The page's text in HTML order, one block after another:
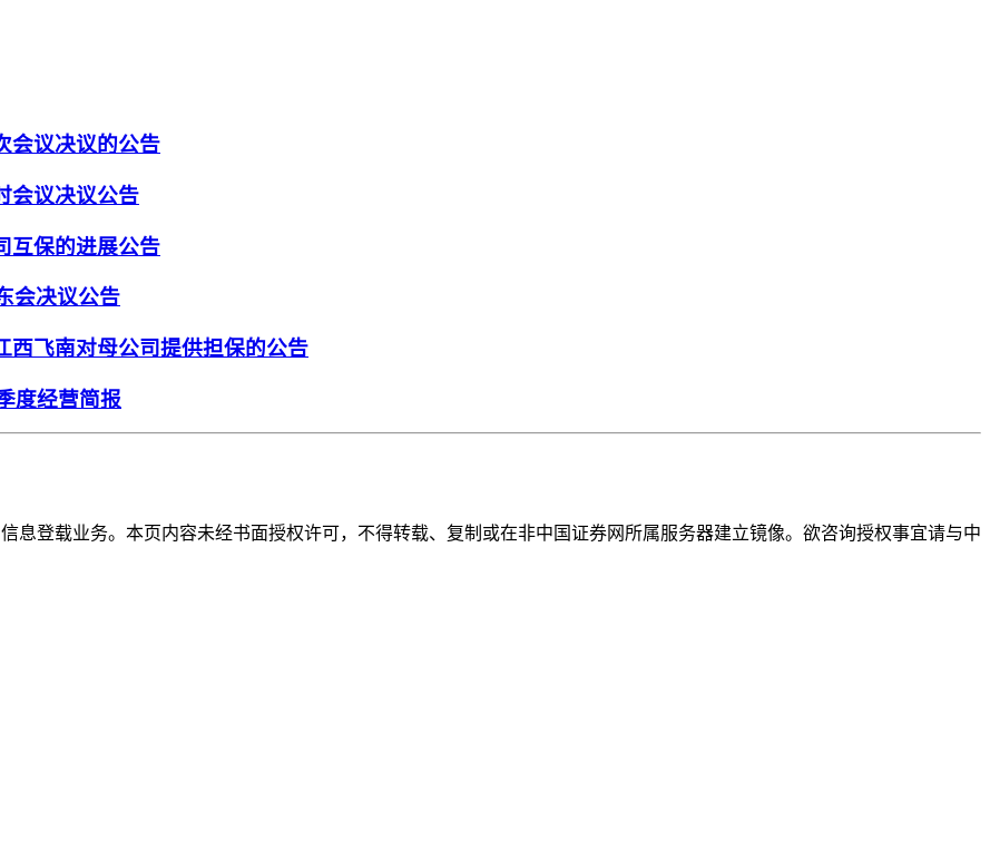
会议决议的公告
会议决议公告
互保的进展公告
会决议公告
西飞南对母公司提供担保的公告
度经营简报
息登载业务。本页内容未经书面授权许可，不得转载、复制或在非中国证券网所属服务器建立镜像。欲咨询授权事宜请与中